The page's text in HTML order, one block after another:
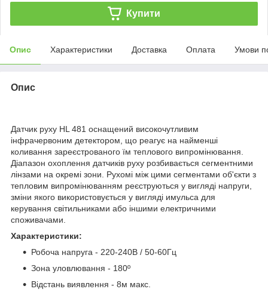
Купити
Опис Характеристики Доставка Оплата Умови
Опис
Датчик руху HL 481 оснащений високочутливим
інфрачервоним детектором, що реагує на найменші
коливання зареєстрованого їм теплового випромінювання.
Діапазон охоплення датчиків руху розбивається сегментними
лінзами на окремі зони. Рухомі між цими сегментами об'єкти з
тепловим випромінюванням реєструються у вигляді напруги,
зміни якого використовується у вигляді имульса для
керування світильниками або іншими електричними
споживачами.
Характеристики:
Робоча напруга - 220-240В / 50-60Гц
Зона уловлювання - 180º
Відстань виявлення - 8м макс.